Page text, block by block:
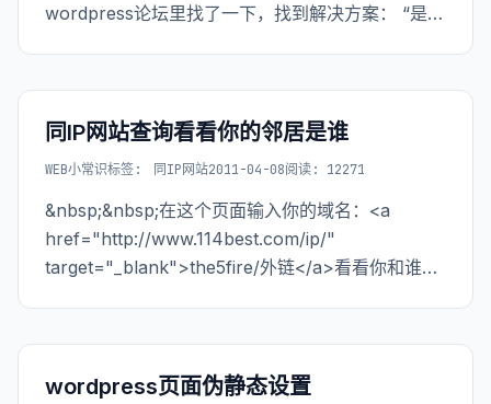
wordpress论坛里找了一下，找到解决方案： “是否
同IP网站查询看看你的邻居是谁
WEB小常识标签: 同IP网站2011-04-08阅读: 12271
&nbsp;&nbsp;在这个页面输入你的域名：<a
href="http://www.114best.com/ip/"
target="_blank">the5fire/外链</a>看看你和谁是
wordpress页面伪静态设置